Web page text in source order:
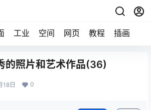
工业 空间 网页 教程 插画
的照片和艺术作品(36)
18日 0